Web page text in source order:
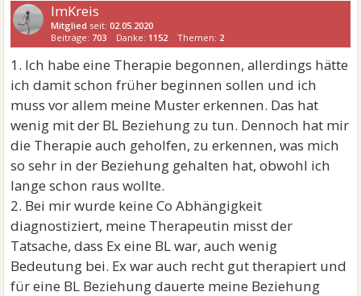
ImKreis
Mitglied seit:02.05.2020
Beiträge: 703 Danke: 1152 Themen: 2
1. Ich habe eine Therapie begonnen, allerdings hätte
ich damit schon früher beginnen sollen und ich
muss vor allem meine Muster erkennen. Das hat
wenig mit der BL Beziehung zu tun. Dennoch hat mir
die Therapie auch geholfen, zu erkennen, was mich
so sehr in der Beziehung gehalten hat, obwohl ich
lange schon raus wollte.
2. Bei mir wurde keine Co Abhängigkeit
diagnostiziert, meine Therapeutin misst der
Tatsache, dass Ex eine BL war, auch wenig
Bedeutung bei. Ex war auch recht gut therapiert und
für eine BL Beziehung dauerte meine Beziehung